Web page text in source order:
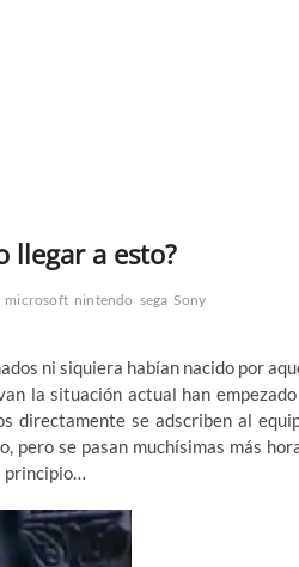
llegar a esto?
microsoft nintendo sega Sony
ni siquiera habían nacido por
la situación actual han empezado
directamente se adscriben al
pero se pasan muchísimas más
principio…